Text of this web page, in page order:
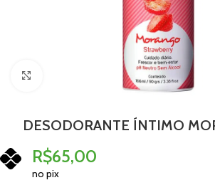
DESODORANTE ÍNTIMO
R$65,00
no pix